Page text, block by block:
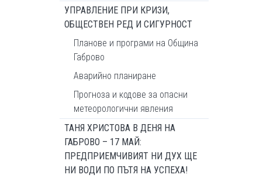
УПРАВЛЕНИЕ ПРИ КРИЗИ,
ОБЩЕСТВЕН РЕД И СИГУРНОСТ
Планове и програми на Община
Габрово
Аварийно планиране
Прогноза и кодове за опасни
метеорологични явления
ТАНЯ ХРИСТОВА В ДЕНЯ НА
ГАБРОВО – 17 МАЙ:
ПРЕДПРИЕМЧИВИЯТ НИ ДУХ ЩЕ
НИ ВОДИ ПО ПЪТЯ НА УСПЕХА!